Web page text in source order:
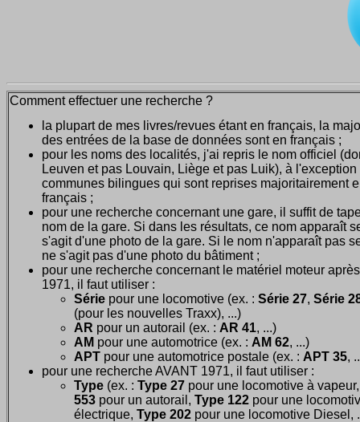
Comment effectuer une recherche ?
la plupart de mes livres/revues étant en français, la
des entrées de la base de données sont en français ;
pour les noms des localités, j'ai repris le nom officiel
Leuven et pas Louvain, Liège et pas Luik), à l'exception
communes bilingues qui sont reprises majoritairement
français ;
pour une recherche concernant une gare, il suffit de
nom de la gare. Si dans les résultats, ce nom apparaît
s'agit d'une photo de la gare. Si le nom n'apparaît pas
ne s'agit pas d'une photo du bâtiment ;
pour une recherche concernant le matériel moteur après
1971, il faut utiliser :
Série pour une locomotive (ex. : Série 27, Série
(pour les nouvelles Traxx), ...)
AR pour un autorail (ex. : AR 41, ...)
AM pour une automotrice (ex. : AM 62, ...)
APT pour une automotrice postale (ex. : APT 35,
pour une recherche AVANT 1971, il faut utiliser :
Type (ex. : Type 27 pour une locomotive à
553 pour un autorail, Type 122 pour une
électrique, Type 202 pour une locomotive Diesel,